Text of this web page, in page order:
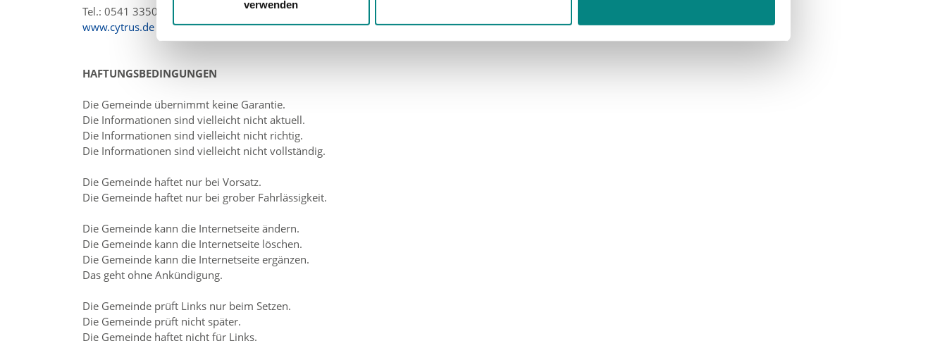
verwenden
Tel.: 0541 335060
www.cytrus.de
HAFTUNGSBEDINGUNGEN
Die Gemeinde übernimmt keine Garantie.
Die Informationen sind vielleicht nicht aktuell.
Die Informationen sind vielleicht nicht richtig.
Die Informationen sind vielleicht nicht vollständig.
Die Gemeinde haftet nur bei Vorsatz.
Die Gemeinde haftet nur bei grober Fahrlässigkeit.
Die Gemeinde kann die Internetseite ändern.
Die Gemeinde kann die Internetseite löschen.
Die Gemeinde kann die Internetseite ergänzen.
Das geht ohne Ankündigung.
Die Gemeinde prüft Links nur beim Setzen.
Die Gemeinde prüft nicht später.
Die Gemeinde haftet nicht für Links.